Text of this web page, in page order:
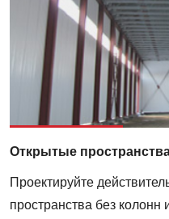
Открытые
Проектируйте
пространства без колонн